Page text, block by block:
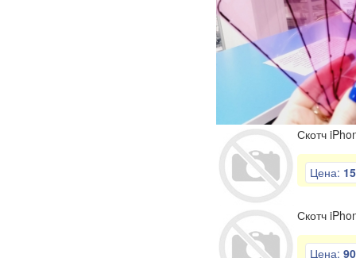
Скотч
Цена:
Скотч
Цена: